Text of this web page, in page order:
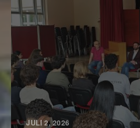
JULI 2, 2026